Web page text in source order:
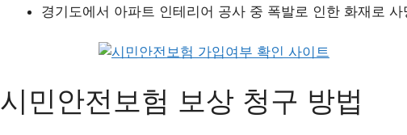
경기도에서 아파트 인테리어 공사 중 폭발로 인한 화재로
시민안전보험 보상 청구 방법